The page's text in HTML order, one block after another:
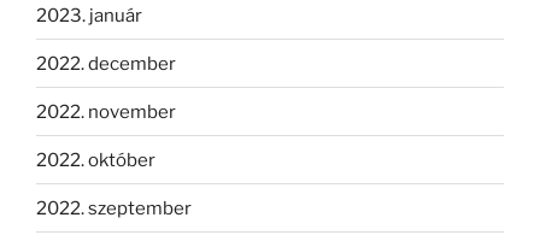
2023. január
2022. december
2022. november
2022. október
2022. szeptember